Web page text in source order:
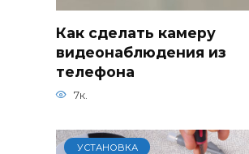
Как сделать камеру
видеонаблюдения из
телефона
7к.
УСТАНОВКА